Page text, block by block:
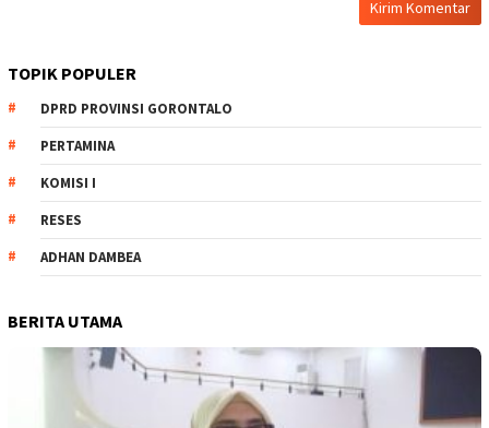
TOPIK POPULER
DPRD PROVINSI GORONTALO
PERTAMINA
KOMISI I
RESES
ADHAN DAMBEA
BERITA UTAMA